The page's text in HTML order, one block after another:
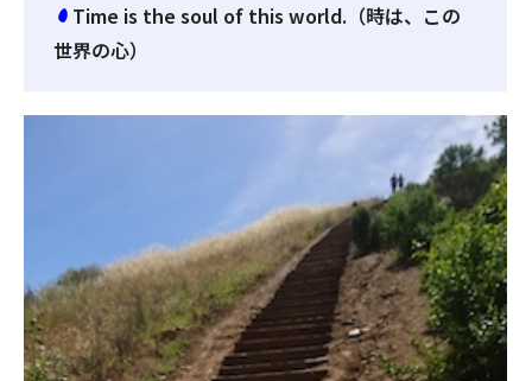
Time is the soul of this world.（時は、この
世界の心）